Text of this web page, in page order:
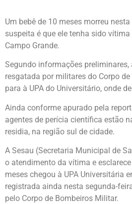
Um bebê de 10 meses morreu
suspeita é que ele tenha sido
Campo Grande.
Segundo informações
resgatada por militares do Corpo
para à UPA do Universitário, onde
Ainda conforme apurado pela
agentes de perícia científica estão
residia, na região sul de cidade.
A Sesau (Secretaria Municipal de
o atendimento da vítima e
meses chegou à UPA Universitária
registrada ainda nesta segunda-
pelo Corpo de Bombeiros Militar.